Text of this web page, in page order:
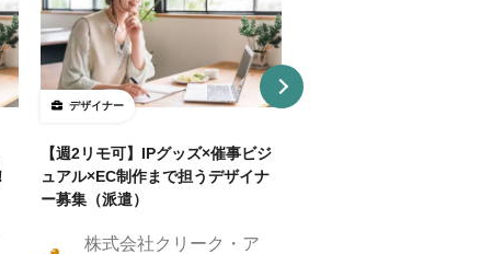
デザイナー
【週2リモ可】IPグッズ×催事ビジ
ュアル×EC制作まで担うデザイナ
ー募集（派遣）
株式会社クリーク・ア